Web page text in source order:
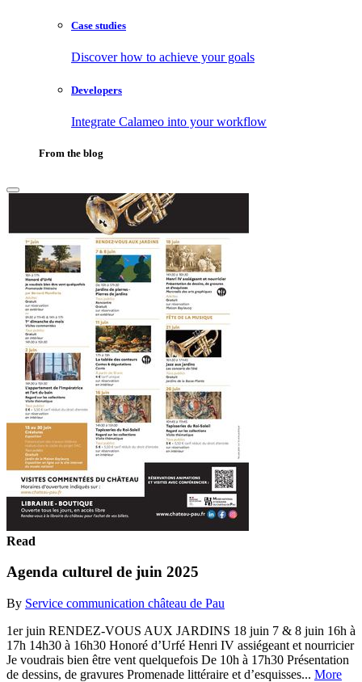
Case studies
Discover how to achieve your goals
Developers
Integrate Calameo into your workflow
From the blog
Read
Agenda culturel de juin 2025
By Service communication château de Pau
1er juin RENDEZ-VOUS AUX JARDINS 18 juin 7 & 8 juin 16h à
17h 14h30 à 16h30 Honoré d’Urfé Henri IV assiégeant et nourricier
Je voudrais bien être vent quelquefois De 10h à 17h30 Présentation
de dessins, de gravures Promenade littéraire et d’esquisses... More